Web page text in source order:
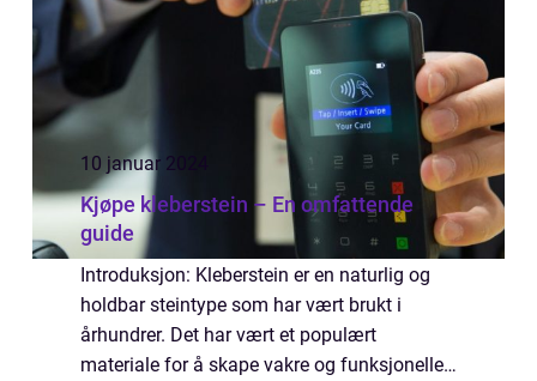
10 januar 2024
Kjøpe kleberstein – En omfattende
guide
Introduksjon: Kleberstein er en naturlig og
holdbar steintype som har vært brukt i
århundrer. Det har vært et populært
materiale for å skape vakre og funksjonelle